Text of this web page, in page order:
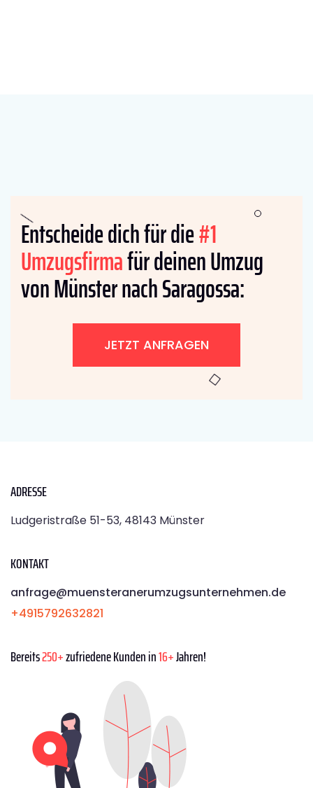
Entscheide dich für die#1
Umzugsfirmafür deinen Umzug
von Münster nach Saragossa:
JETZT ANFRAGEN
ADRESSE
Ludgeristraße 51-53, 48143 Münster
KONTAKT
anfrage@muensteranerumzugsunternehmen.de
+4915792632821
Bereits250+zufriedene Kunden in16+Jahren!